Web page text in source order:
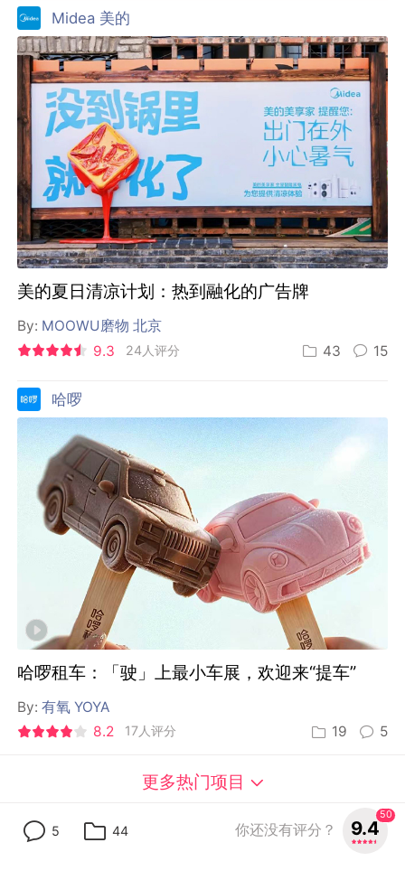
Midea 美的
美的夏日清凉计划：热到融化的广告牌
By: MOOWU磨物 北京
9.3
24人评分 43 15
哈啰
哈啰租车：「驶」上最小车展，欢迎来“提车”
By:有氧 YOYA
8.2
17人评分 19 5
更多热门项目
5 44 你还没有评分？ 9.4
50